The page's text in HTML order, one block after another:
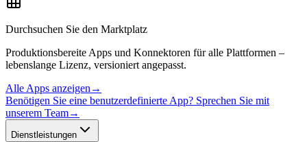
Durchsuchen Sie den Marktplatz
Produktionsbereite Apps und Konnektoren für alle Plattformen –
lebenslange Lizenz, versioniert angepasst.
Alle Apps anzeigen →
Benötigen Sie eine benutzerdefinierte App? Sprechen Sie mit
unserem Team→
Dienstleistungen